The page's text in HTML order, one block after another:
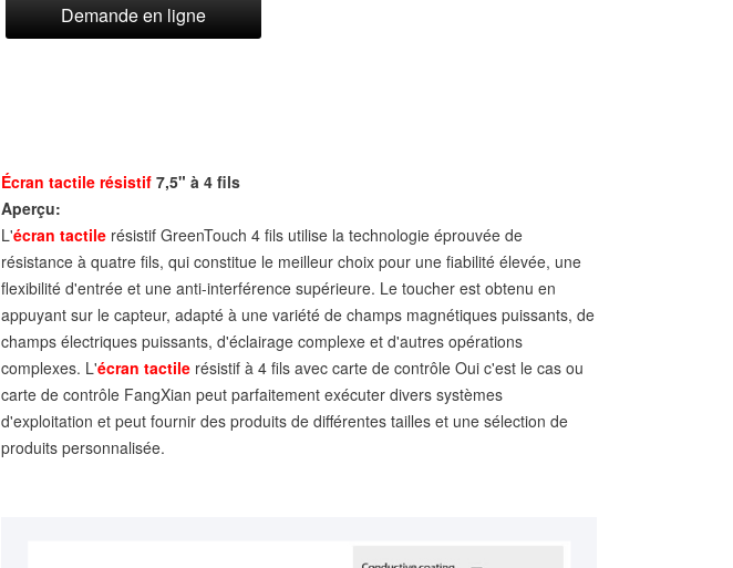
Demande en ligne
Écran tactile résistif 7,5" à 4 fils
Aperçu:
L'écran tactile résistif GreenTouch 4 fils utilise la technologie éprouvée de
résistance à quatre fils, qui constitue le meilleur choix pour une fiabilité élevée, une
flexibilité d'entrée et une anti-interférence supérieure. Le toucher est obtenu en
appuyant sur le capteur, adapté à une variété de champs magnétiques puissants, de
champs électriques puissants, d'éclairage complexe et d'autres opérations
complexes. L'écran tactile résistif à 4 fils avec carte de contrôle Oui c'est le cas ou
carte de contrôle FangXian peut parfaitement exécuter divers systèmes
d'exploitation et peut fournir des produits de différentes tailles et une sélection de
produits personnalisée.